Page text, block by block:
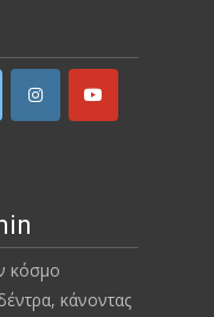
κόσμο
κάνοντας